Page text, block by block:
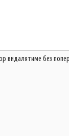
видалятиме без